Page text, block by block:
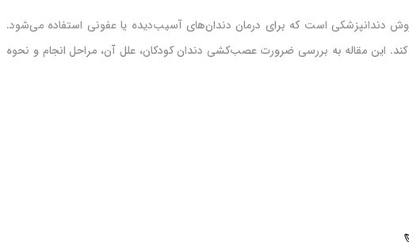
دندانپزشکی است که برای درمان دندان‌های آسیب‌دیده یا عفونی استفاده می‌شود.
این مقاله به بررسی ضرورت عصب‌کشی دندان کودکان، علل آن، مراحل انجام و نحوه